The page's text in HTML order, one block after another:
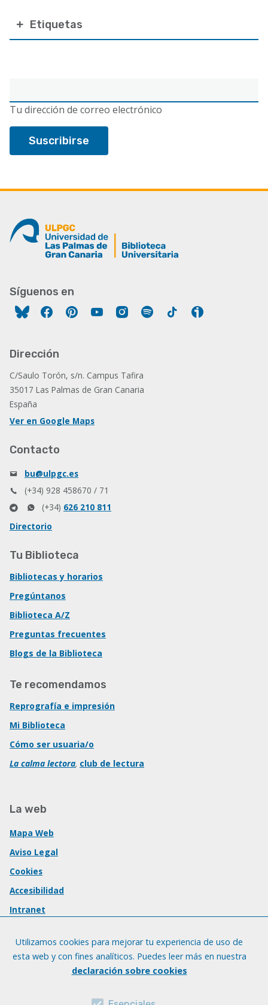
electrónico
Tu dirección de correo electrónico
Etiquetas
Síguenos en
FacebookPinterestYouTubeInstagram
Spotify Tiktok
Dirección
C/Saulo Torón, s/n. Campus Tafira
35017 Las Palmas de Gran Canaria
España
Ver en Google Maps
Contacto
bu@ulpgc.es
(+34) 928 458670 / 71
(+34) 626 210 811
Directorio
Tu Biblioteca
Bibliotecas y horarios
Pregúntanos
Biblioteca A/Z
Preguntas frecuentes
Blogs de la Biblioteca
Te recomendamos
Reprografía e impresión
Mi Biblioteca
Cómo ser usuaria/o
La calma lectora, club de lectura
La web
Mapa Web
Aviso Legal
Cookies
Accesibilidad
Intranet
Utilizamos cookies para mejorar tu experiencia de uso de
esta web y con fines analíticos. Puedes leer más en nuestra
declaración sobre cookies